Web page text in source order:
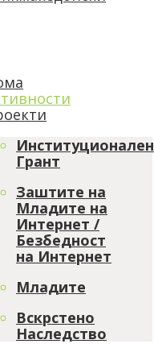
Институционален
Грант
Заштите на
Младите на
Интернет /
Безбедност
на Интернет
Младите
Вскрстено
Наследство